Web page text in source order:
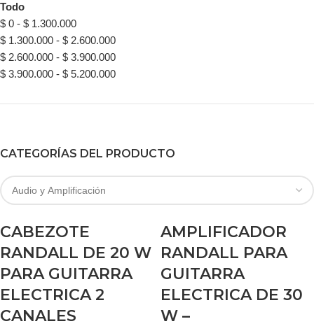
Todo
$ 0 - $ 1.300.000
$ 1.300.000 - $ 2.600.000
$ 2.600.000 - $ 3.900.000
$ 3.900.000 - $ 5.200.000
CATEGORÍAS DEL PRODUCTO
CABEZOTE
RANDALL DE 20 W
PARA GUITARRA
ELECTRICA 2
CANALES
AMPLIFICADOR
RANDALL PARA
GUITARRA
ELECTRICA DE 30
W –